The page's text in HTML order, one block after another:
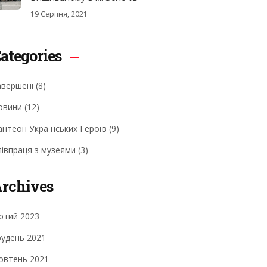
19 Серпня, 2021
(8)
(12)
Українських Героїв (9)
з музеями (3)
2023
2021
2021